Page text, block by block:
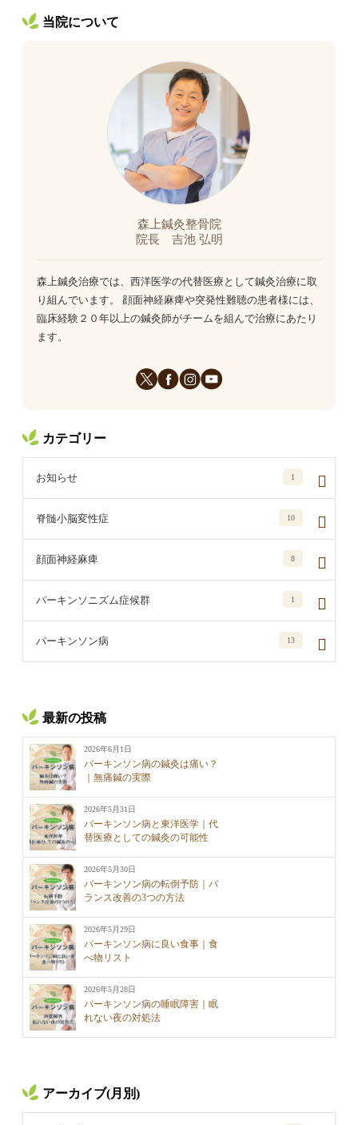
当院について
森上鍼灸整骨院
院長 吉池 弘明
森上鍼灸治療では、西洋医学の代替医療として鍼灸治療に取
り組んでいます。 顔面神経麻痺や突発性難聴の患者様には、
臨床経験２０年以上の鍼灸師がチームを組んで治療にあたり
ます。
カテゴリー
お知らせ 1
脊髄小脳変性症 10
顔面神経麻痺 8
パーキンソニズム症候群 1
パーキンソン病 13
最新の投稿
2026年6月1日
パーキンソン病の鍼灸は痛い？
｜無痛鍼の実際
2026年5月31日
パーキンソン病と東洋医学｜代
替医療としての鍼灸の可能性
2026年5月30日
パーキンソン病の転倒予防｜バ
ランス改善の3つの方法
2026年5月29日
パーキンソン病に良い食事｜食
べ物リスト
2026年5月28日
パーキンソン病の睡眠障害｜眠
れない夜の対処法
アーカイブ(月別)